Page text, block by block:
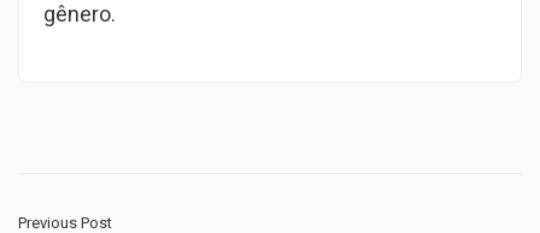
gênero.
Previous Post